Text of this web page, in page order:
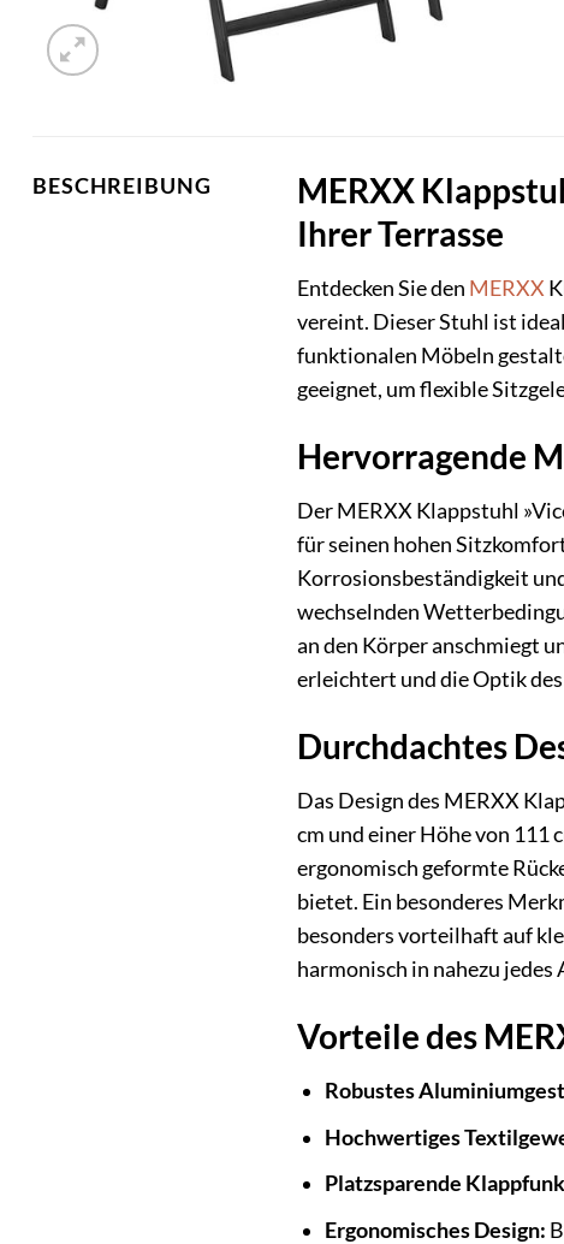
BESCHREIBUNG
MERXX
Ihrer Terrasse
Entdecken Sie den MERXX
vereint. Dieser Stuhl ist
funktionalen Möbeln
geeignet, um flexible
Hervorragende
Der MERXX Klappstuhl
für seinen hohen
Korrosionsbeständigkeit
wechselnden
an den Körper anschmiegt
erleichtert und die Optik
Durchdachtes
Das Design des MERXX
cm und einer Höhe von 111
ergonomisch geformte
bietet. Ein besonderes
besonders vorteilhaft auf
harmonisch in nahezu
Vorteile des
Robustes
Hochwertiges
Platzsparende
Ergonomisches Design: